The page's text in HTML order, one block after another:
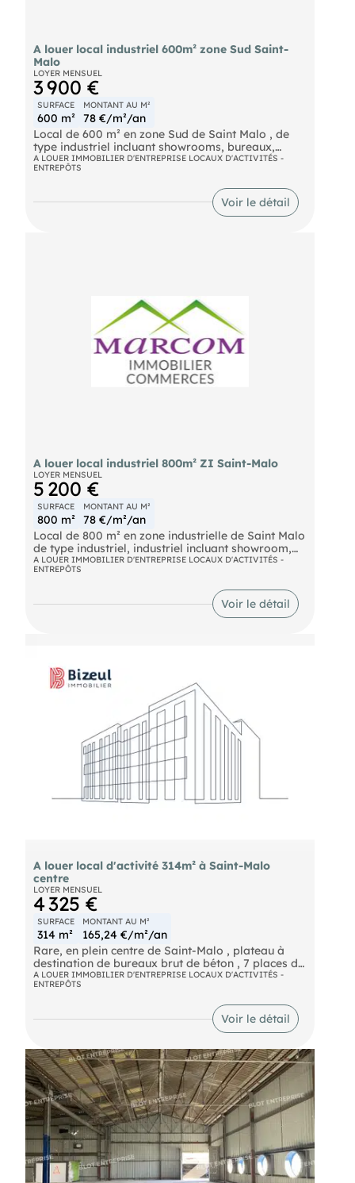
A louer local industriel 600m² zone Sud Saint-
Malo
LOYER MENSUEL
3 900 €
SURFACE
600 m²
MONTANT AU M²
78 €/m²/an
Local de 600 m² en zone Sud de Saint Malo , de
type industriel incluant showrooms, bureaux,
pièces de repos, réserves, parking en façade,
parkings et zone de stockage à l'arrière.
A LOUER IMMOBILIER D'ENTREPRISE LOCAUX D'ACTIVITÉS -
ENTREPÔTS
Voir le détail
A louer local industriel 800m² ZI Saint-Malo
LOYER MENSUEL
5 200 €
SURFACE
800 m²
MONTANT AU M²
78 €/m²/an
Local de 800 m² en zone industrielle de Saint Malo
de type industriel, industriel incluant showroom,
bureaux, pièce de repos, réserves, parkings en
façade, parkings et zone de stockage à l'arrière
A LOUER IMMOBILIER D'ENTREPRISE LOCAUX D'ACTIVITÉS -
ENTREPÔTS
Voir le détail
A louer local d'activité 314m² à Saint-Malo
centre
LOYER MENSUEL
4 325 €
SURFACE
314 m²
MONTANT AU M²
165,24 €/m²/an
Rare, en plein centre de Saint-Malo , plateau à
destination de bureaux brut de béton , 7 places de
parking, d'excellent standing. 314 m² . conditions
nous consulter.
A LOUER IMMOBILIER D'ENTREPRISE LOCAUX D'ACTIVITÉS -
ENTREPÔTS
Voir le détail